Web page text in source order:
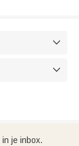


je inbox.